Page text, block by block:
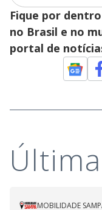
Fique por
no Brasil e no
portal de
MOBILIDADE